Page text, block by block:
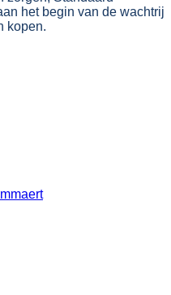
het begin van de wachtrij
kopen.